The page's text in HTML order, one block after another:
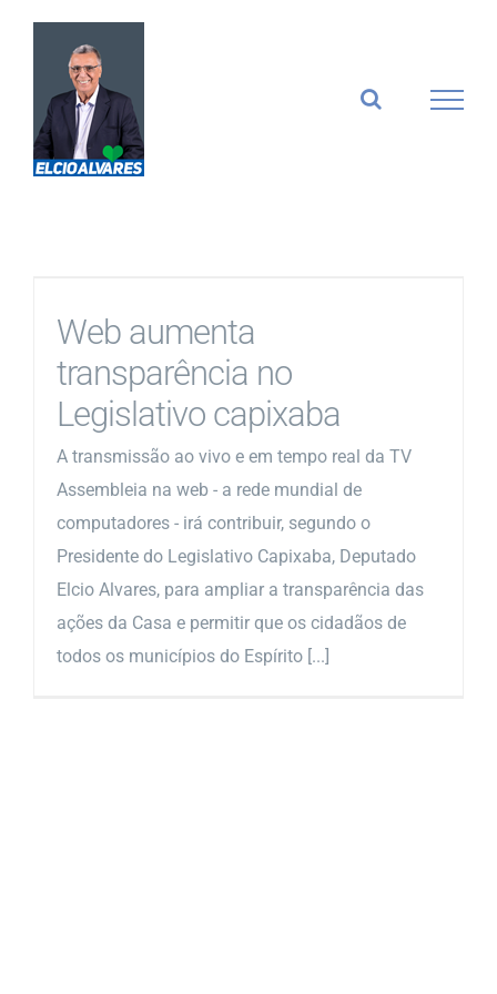
conteúdo
Web aumenta
transparência no
Legislativo capixaba
A transmissão ao vivo e em tempo real da TV
Assembleia na web - a rede mundial de
computadores - irá contribuir, segundo o
Presidente do Legislativo Capixaba, Deputado
Elcio Alvares, para ampliar a transparência das
ações da Casa e permitir que os cidadãos de
todos os municípios do Espírito [...]